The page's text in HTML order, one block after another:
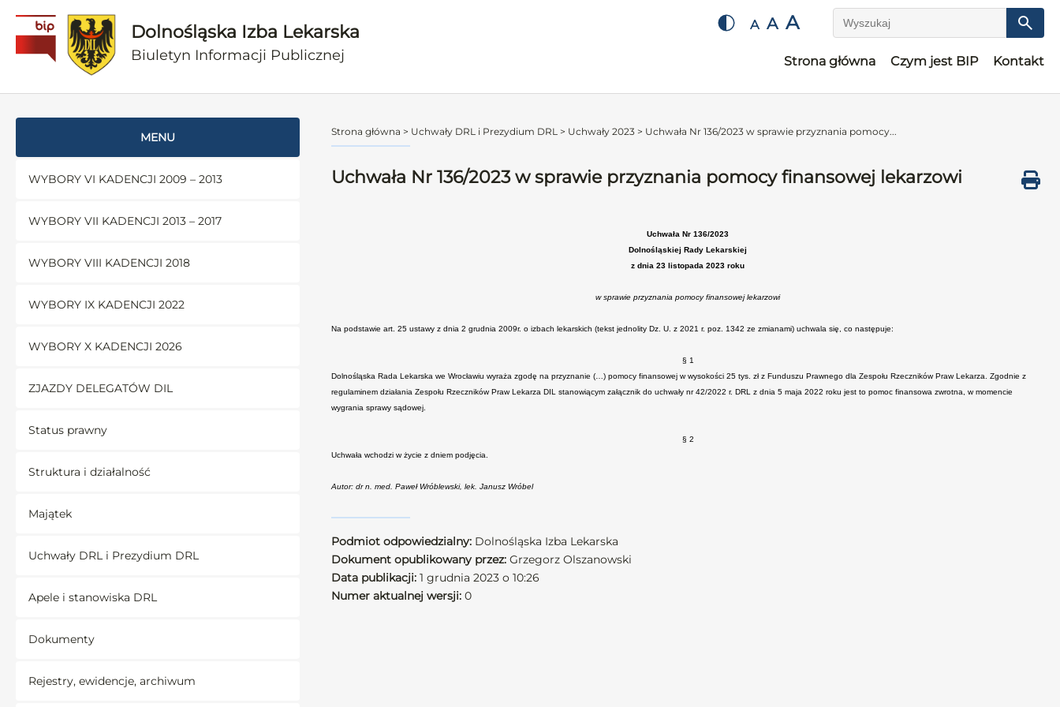
Dolnośląska Izba Lekarska
Biuletyn Informacji Publicznej
A A A Wyszukaj
Strona główna Czym jest BIP Kontakt
MENU
WYBORY VI KADENCJI 2009 – 2013
WYBORY VII KADENCJI 2013 – 2017
WYBORY VIII KADENCJI 2018
WYBORY IX KADENCJI 2022
WYBORY X KADENCJI 2026
ZJAZDY DELEGATÓW DIL
Status prawny
Struktura i działalność
Majątek
Uchwały DRL i Prezydium DRL
Apele i stanowiska DRL
Dokumenty
Rejestry, ewidencje, archiwum
Strona główna > Uchwały DRL i Prezydium DRL > Uchwały 2023 > Uchwała Nr 136/2023 w sprawie przyznania pomocy...
Uchwała Nr 136/2023 w sprawie przyznania pomocy finansowej lekarzowi
Uchwała Nr 136/2023
Dolnośląskiej Rady Lekarskiej
z dnia 23 listopada 2023 roku
w sprawie przyznania pomocy finansowej lekarzowi
Na podstawie art. 25 ustawy z dnia 2 grudnia 2009r. o izbach lekarskich (tekst jednolity Dz. U. z 2021 r. poz. 1342 ze zmianami) uchwala się, co następuje:
§ 1
Dolnośląska Rada Lekarska we Wrocławiu wyraża zgodę na przyznanie (…) pomocy finansowej w wysokości 25 tys. zł z Funduszu Prawnego dla Zespołu Rzeczników Praw Lekarza. Zgodnie z
regulaminem działania Zespołu Rzeczników Praw Lekarza DIL stanowiącym załącznik do uchwały nr 42/2022 r. DRL z dnia 5 maja 2022 roku jest to pomoc finansowa zwrotna, w momencie
wygrania sprawy sądowej.
§ 2
Uchwała wchodzi w życie z dniem podjęcia.
Autor: dr n. med. Paweł Wróblewski, lek. Janusz Wróbel
Podmiot odpowiedzialny: Dolnośląska Izba Lekarska
Dokument opublikowany przez: Grzegorz Olszanowski
Data publikacji: 1 grudnia 2023 o 10:26
Numer aktualnej wersji: 0